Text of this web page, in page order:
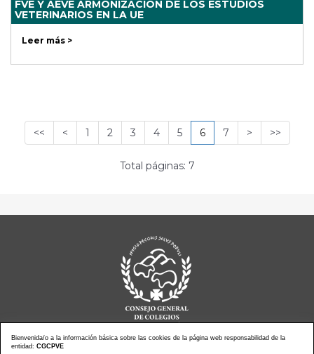
FVE Y AEVE ARMONIZACIÓN DE LOS ESTUDIOS
VETERINARIOS EN LA UE
Leer más >
<< < 1 2 3 4 5 6 7 > >>
Total páginas: 7
Bienvenida/o a la información básica sobre las cookies de la página web responsabilidad de la
entidad: CGCPVE